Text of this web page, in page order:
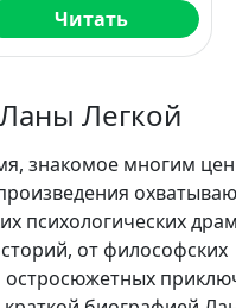
Читать
Легкой
знакомое многим
психологических
от философских